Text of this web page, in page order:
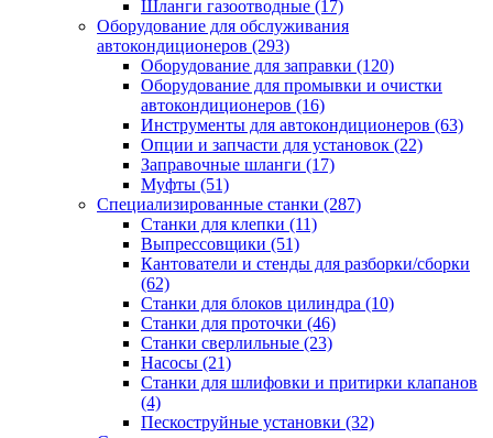
Шланги газоотводные (17)
Оборудование для обслуживания
автокондиционеров (293)
Оборудование для заправки (120)
Оборудование для промывки и очистки
автокондиционеров (16)
Инструменты для автокондиционеров (63)
Опции и запчасти для установок (22)
Заправочные шланги (17)
Муфты (51)
Специализированные станки (287)
Станки для клепки (11)
Выпрессовщики (51)
Кантователи и стенды для разборки/сборки
(62)
Станки для блоков цилиндра (10)
Станки для проточки (46)
Станки сверлильные (23)
Насосы (21)
Станки для шлифовки и притирки клапанов
(4)
Пескоструйные установки (32)